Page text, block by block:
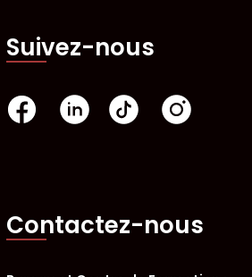
Suivez-nous
Contactez-nous